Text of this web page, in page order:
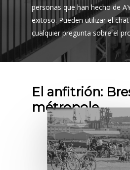
personas que han hecho de
exitoso. Pueden utilizar el
cualquier pregunta sobre el
El anfitrión:
métropole